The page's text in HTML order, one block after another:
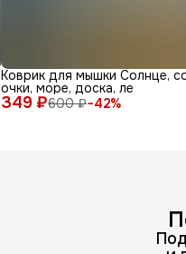
349 ₽600 ₽−42%
Коврик для мышки Солнце,
очки, море, доска, ле